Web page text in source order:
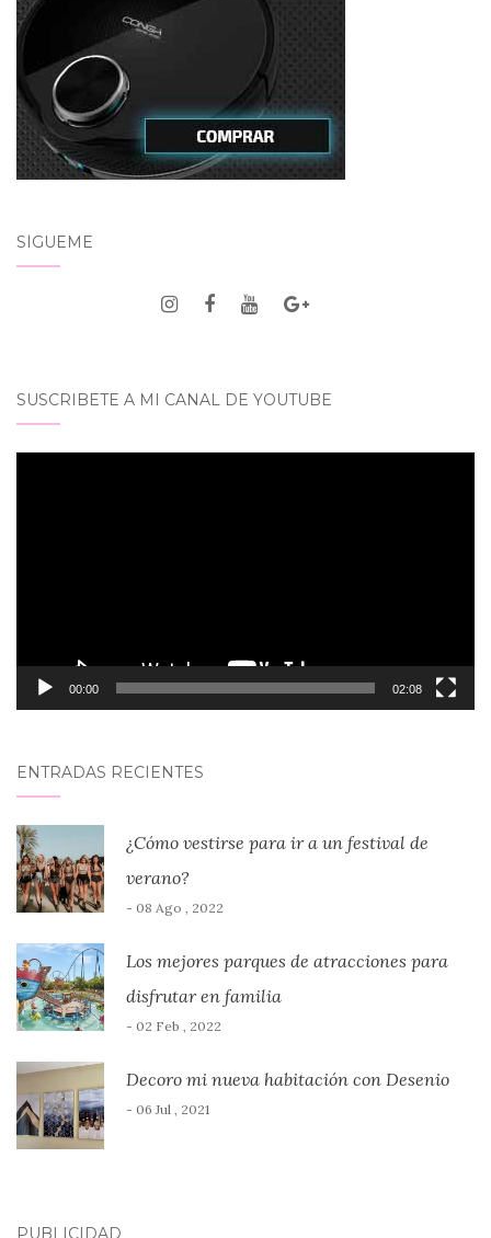
SÍGUEME
SUSCRIBETE A MI CANAL DE YOUTUBE
00:00 02:08
ENTRADAS RECIENTES
¿Cómo vestirse para ir a un festival de
verano?
- 08 Ago , 2022
Los mejores parques de atracciones para
disfrutar en familia
- 02 Feb , 2022
Decoro mi nueva habitación con Desenio
- 06 Jul , 2021
PUBLICIDAD